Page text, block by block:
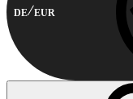
DE EUR